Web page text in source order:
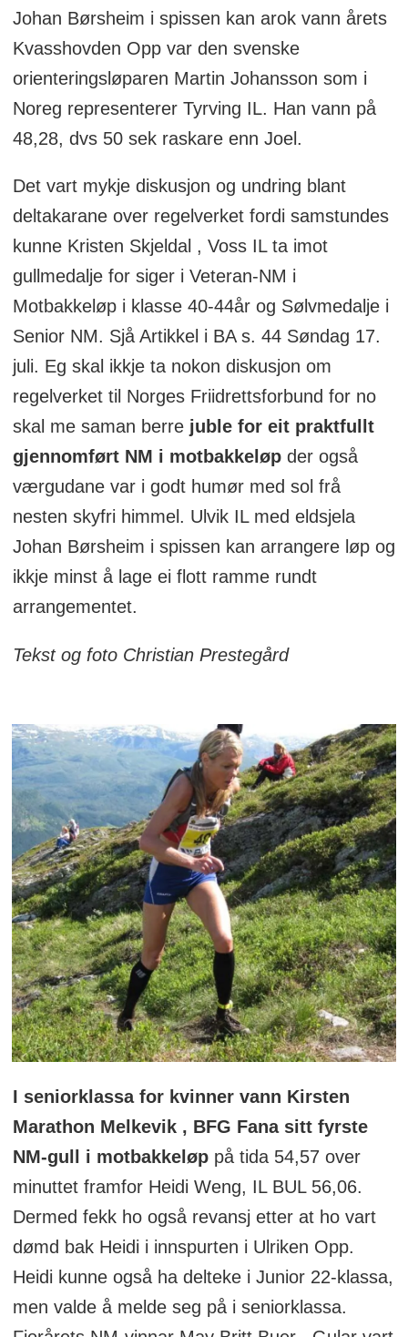
Johan Børsheim i spissen kan arok vann årets
Kvasshovden Opp var den svenske
orienteringsløparen Martin Johansson som i
Noreg representerer Tyrving IL. Han vann på
48,28, dvs 50 sek raskare enn Joel.
Det vart mykje diskusjon og undring blant
deltakarane over regelverket fordi samstundes
kunne Kristen Skjeldal , Voss IL ta imot
gullmedalje for siger i Veteran-NM i
Motbakkeløp i klasse 40-44år og Sølvmedalje i
Senior NM. Sjå Artikkel i BA s. 44 Søndag 17.
juli. Eg skal ikkje ta nokon diskusjon om
regelverket til Norges Friidrettsforbund for no
skal me saman berre juble for eit praktfullt
gjennomført NM i motbakkeløp der også
værgudane var i godt humør med sol frå
nesten skyfri himmel. Ulvik IL med eldsjela
Johan Børsheim i spissen kan arrangere løp og
ikkje minst å lage ei flott ramme rundt
arrangementet.
Tekst og foto Christian Prestegård
I seniorklassa for kvinner vann Kirsten
Marathon Melkevik , BFG Fana sitt fyrste
NM-gull i motbakkeløp på tida 54,57 over
minuttet framfor Heidi Weng, IL BUL 56,06.
Dermed fekk ho også revansj etter at ho vart
dømd bak Heidi i innspurten i Ulriken Opp.
Heidi kunne også ha delteke i Junior 22-klassa,
men valde å melde seg på i seniorklassa.